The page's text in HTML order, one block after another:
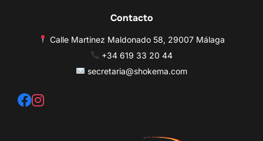
Contacto
Calle Martinez Maldonado 58, 29007 Málaga
+34 619 33 20 44
secretaria@shokema.com